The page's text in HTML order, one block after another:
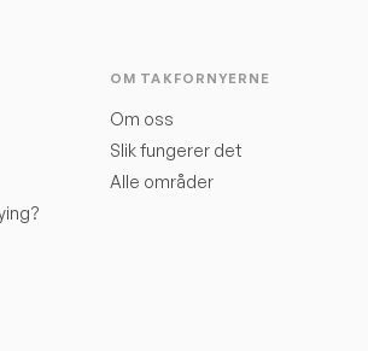
OM TAKFORNYERNE
Om oss
Slik fungerer det
Alle områder